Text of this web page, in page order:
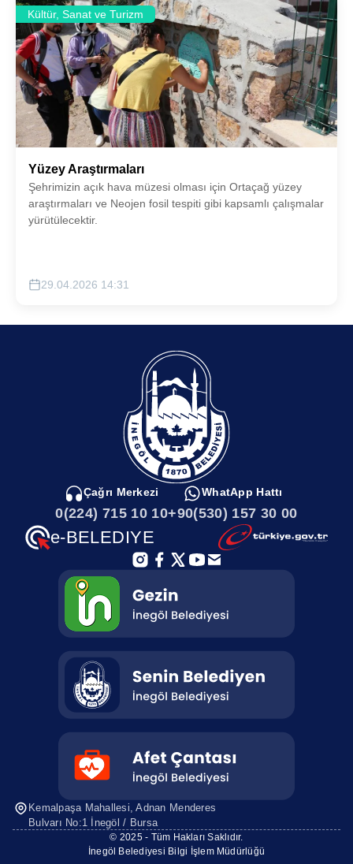
Kültür, Sanat ve Turizm
Yüzey Araştırmaları
Şehrimizin açık hava müzesi olması için Ortaçağ yüzey
araştırmaları ve Neojen fosil tespiti gibi kapsamlı çalışmalar
yürütülecektir.
29.04.2026 14:31
Çağrı Merkezi
0(224) 715 10 10
WhatApp Hattı
+90(530) 157 30 00
e-BELEDIYE
Kemalpaşa Mahallesi, Adnan Menderes
Bulvarı No:1 İnegöl / Bursa
© 2025 - Tüm Hakları Saklıdır.
İnegöl Belediyesi Bilgi İşlem Müdürlüğü